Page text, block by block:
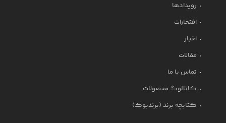
رویدادها
افتخارات
اخبار
مقالات
تماس با ما
کاتالوگ محصولات
کتابچه برند (برندبوک)